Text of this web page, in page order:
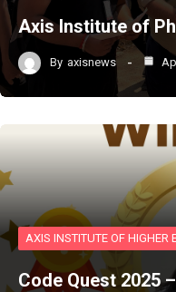
Axis Institute of
By axisnews
AXIS INSTITUTE OF HIGHER
Code Quest 2025